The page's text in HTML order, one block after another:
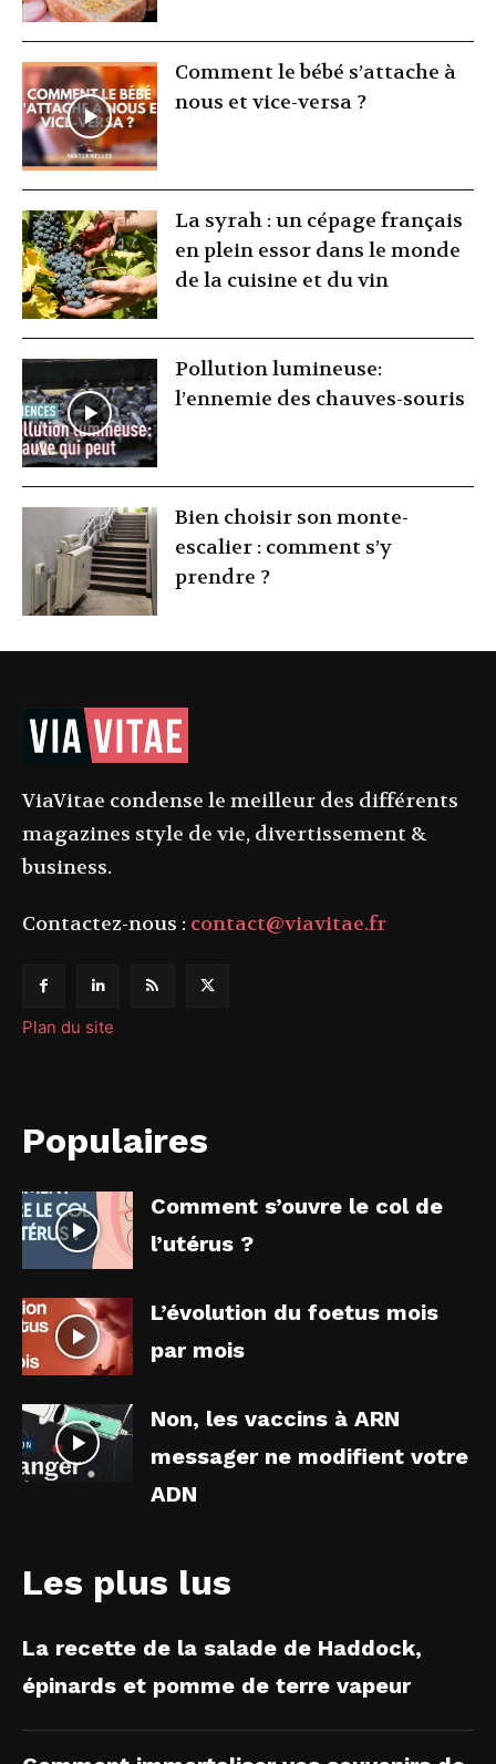
Comment le bébé s’attache à
nous et vice-versa ?
La syrah : un cépage français
en plein essor dans le monde
de la cuisine et du vin
Pollution lumineuse:
l’ennemie des chauves-souris
Bien choisir son monte-
escalier : comment s’y
prendre ?
ViaVitae condense le meilleur des différents
magazines style de vie, divertissement &
business.
Contactez-nous : contact@viavitae.fr
Plan du site
Populaires
Comment s’ouvre le col de
l’utérus ?
L’évolution du foetus mois
par mois
Non, les vaccins à ARN
messager ne modifient votre
ADN
Les plus lus
La recette de la salade de Haddock,
épinards et pomme de terre vapeur